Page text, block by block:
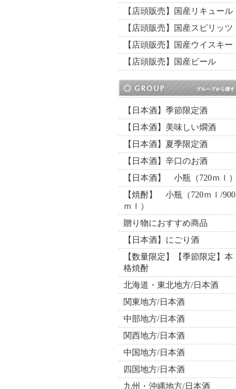
【店頭販売】国産リキュール
【店頭販売】国産スピリッツ
【店頭販売】国産ウイスキー
【店頭販売】国産ビール
【日本酒】季節限定酒
【日本酒】美味しい燗酒
【日本酒】夏季限定酒
【日本酒】辛口のお酒
【日本酒】 小瓶（720ｍｌ）
【焼酎】 小瓶（720ｍｌ/900
ｍｌ）
贈り物におすすめ商品
【日本酒】にごり酒
【数量限定】【季節限定】本
格焼酎
北海道・東北地方/日本酒
関東地方/日本酒
中部地方/日本酒
関西地方/日本酒
中国地方/日本酒
四国地方/日本酒
九州・沖縄地方/日本酒